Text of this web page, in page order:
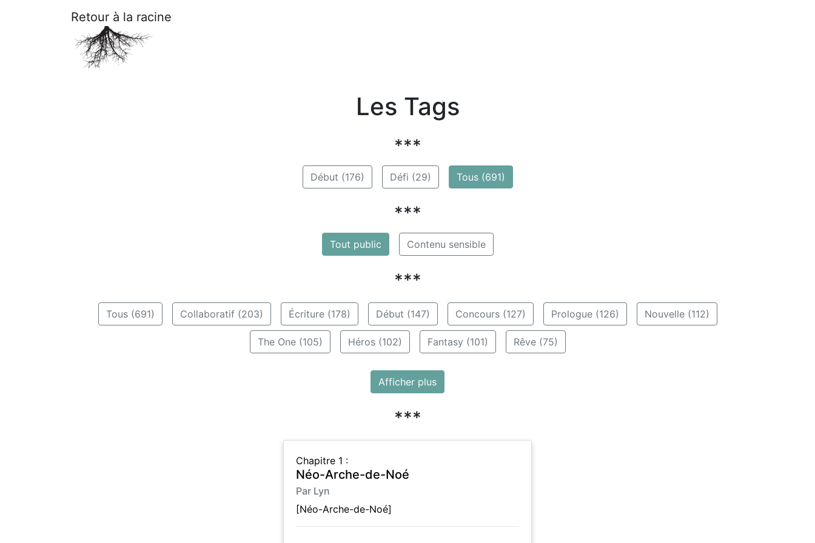
Retour à la racine
Les Tags
***
Début (176) Défi (29) Tous (691)
***
Tout public Contenu sensible
***
Tous (691) Collaboratif (203) Écriture (178) Début (147) Concours (127) Prologue (126) Nouvelle (112)
The One (105) Héros (102) Fantasy (101) Rêve (75)
Afficher plus
***
Chapitre 1 :
Néo-Arche-de-Noé
Par Lyn
[Néo-Arche-de-Noé]